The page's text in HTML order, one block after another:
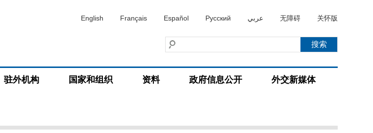
English Français Español Русский عربي 无障碍 关怀版
驻外机构 国家和组织 资料 政府信息公开 外交新媒体